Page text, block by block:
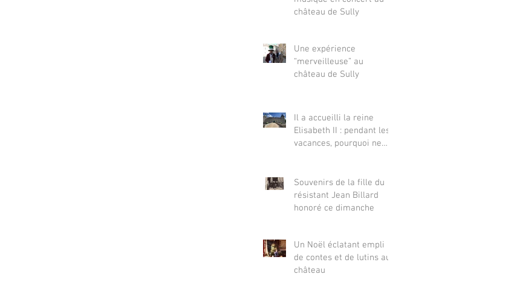
château de Sully
Une expérience
“merveilleuse” au
château de Sully
Il a accueilli la reine
Elisabeth II : pendant les
vacances, pourquoi ne
Souvenirs de la fille du
résistant Jean Billard
honoré ce dimanche
Un Noël éclatant empli
de contes et de lutins au
château